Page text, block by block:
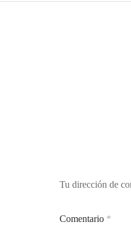
Tu dirección de
Comentario *